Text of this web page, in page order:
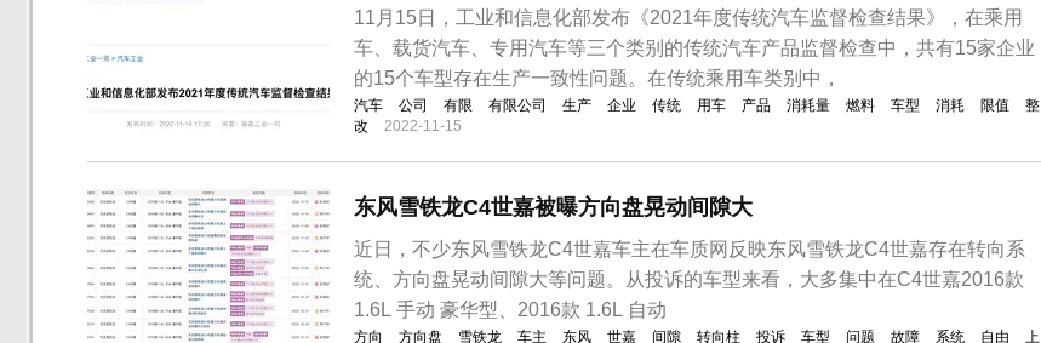
11月15日，工业和信息化部发布《2021年度传统汽车监督检查结果》，在乘用
车、载货汽车、专用汽车等三个类别的传统汽车产品监督检查中，共有15家企业
的15个车型存在生产一致性问题。在传统乘用车类别中，
汽车 公司 有限 有限公司 生产 企业 传统 用车 产品 消耗量 燃料 车型 消耗 限值
整
改
2022-11-15
东风雪铁龙C4世嘉被曝方向盘晃动间隙大
近日，不少东风雪铁龙C4世嘉车主在车质网反映东风雪铁龙C4世嘉存在转向系
统、方向盘晃动间隙大等问题。从投诉的车型来看，大多集中在C4世嘉2016款
1.6L 手动 豪华型、2016款 1.6L 自动
方向 方向盘 雪铁龙 车主 东风 世嘉 间隙 转向柱 投诉 车型 问题 故障 系统 自由
上